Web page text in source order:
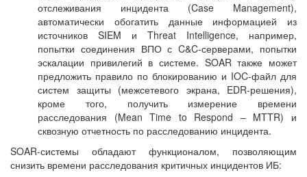
отслеживания инцидента (Case Management),
автоматически обогатить данные информацией из
источников SIEM и Threat Intelligence, например,
попытки соединения ВПО с C&C-серверами, попытки
эскалации привилегий в системе. SOAR также может
предложить правило по блокированию и IOC-файл для
систем защиты (межсетевого экрана, EDR-решения),
кроме того, получить измерение времени
расследования (Mean Time to Respond – MTTR) и
сквозную отчетность по расследованию инцидента.
SOAR-системы обладают функционалом, позволяющим
снизить времени расследования критичных инцидентов ИБ: